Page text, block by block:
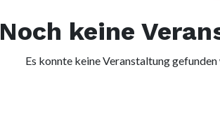
Noch keine
Es konnte keine Veranstaltung